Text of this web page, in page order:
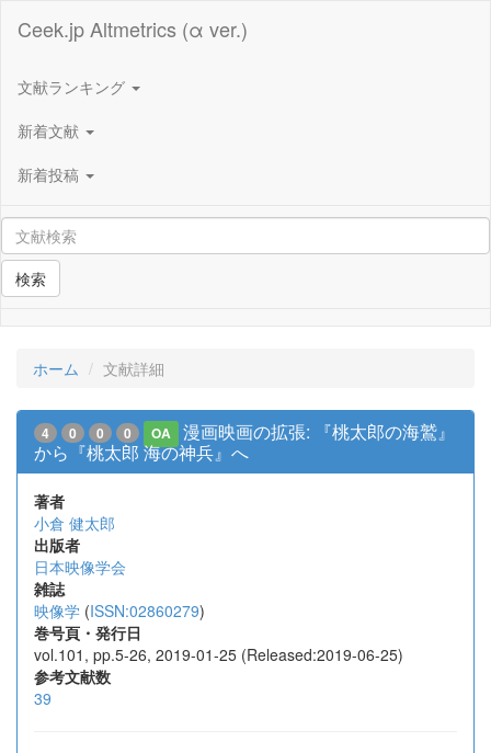
Ceek.jp Altmetrics (α ver.)
文献ランキング
新着文献
新着投稿
検索
ホーム 文献詳細
4 0 0 0 OA
漫画映画の拡張: 『桃太郎の海鷲』
から『桃太郎 海の神兵』へ
著者
小倉 健太郎
出版者
日本映像学会
雑誌
映像学 (ISSN:02860279)
巻号頁・発行日
vol.101, pp.5-26, 2019-01-25 (Released:2019-06-25)
参考文献数
39